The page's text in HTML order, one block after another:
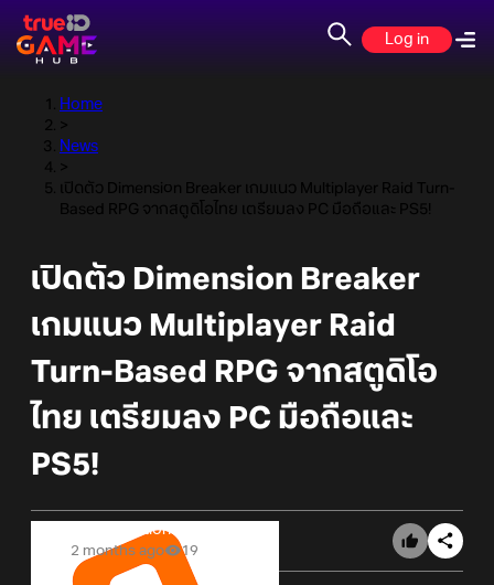
Log in
Home
>
News
>
เปิดตัว Dimension Breaker เกมแนว Multiplayer Raid Turn-
Based RPG จากสตูดิโอไทย เตรียมลง PC มือถือและ PS5!
เปิดตัว Dimension Breaker
เกมแนว Multiplayer Raid
Turn-Based RPG จากสตูดิโอ
ไทย เตรียมลง PC มือถือและ
PS5!
Online Station
2 months ago
19